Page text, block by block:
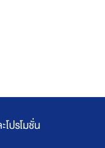
โปรโมชั่น